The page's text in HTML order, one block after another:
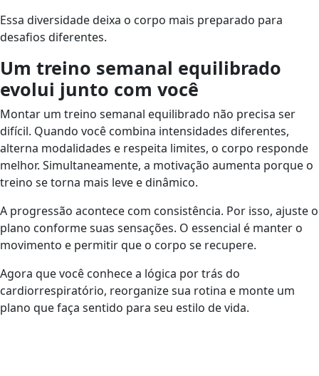
Essa diversidade deixa o corpo mais preparado para
desafios diferentes.
Um treino semanal equilibrado
evolui junto com você
Montar um treino semanal equilibrado não precisa ser
difícil. Quando você combina intensidades diferentes,
alterna modalidades e respeita limites, o corpo responde
melhor. Simultaneamente, a motivação aumenta porque o
treino se torna mais leve e dinâmico.
A progressão acontece com consistência. Por isso, ajuste o
plano conforme suas sensações. O essencial é manter o
movimento e permitir que o corpo se recupere.
Agora que você conhece a lógica por trás do
cardiorrespiratório, reorganize sua rotina e monte um
plano que faça sentido para seu estilo de vida.